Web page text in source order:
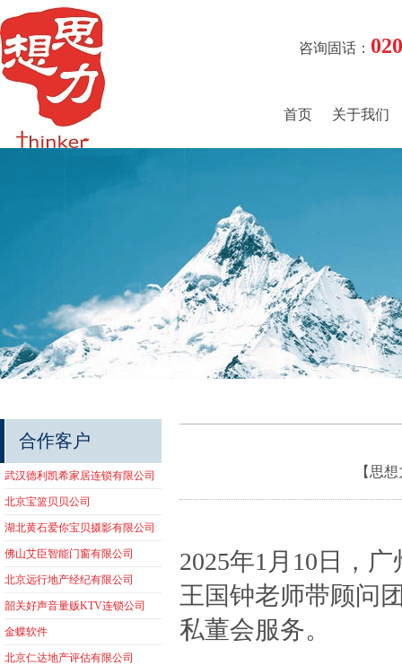
咨询固话：
首页 关于我们
合作客户
武汉德利凯希家居连锁有限公司
北京宝篮贝贝公司
湖北黄石爱你宝贝摄影有限公司
佛山艾臣智能门窗有限公司
北京远行地产经纪有限公司
韶关好声音量贩KTV连锁公司
金蝶软件
北京仁达地产评估有限公司
【思
2025年1月10日，
王国钟老师带顾问
私董会服务。